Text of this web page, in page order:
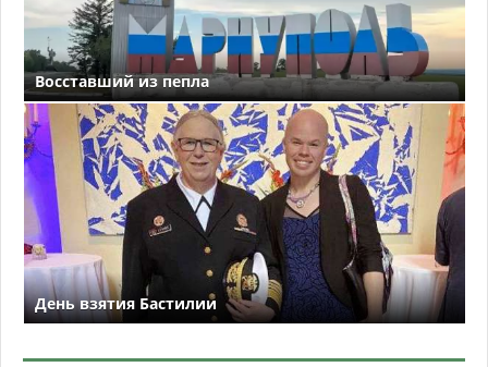
Восставший из пепла
День взятия Бастилии